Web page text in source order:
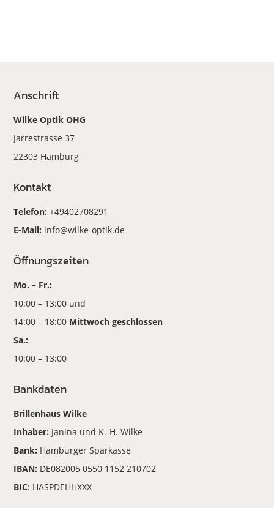
Anschrift
Wilke Optik OHG
Jarrestrasse 37
22303 Hamburg
Kontakt
Telefon:+49402708291
E-Mail: info@wilke-optik.de
Öffnungszeiten
Mo. – Fr.:
10:00 – 13:00 und
14:00 – 18:00 Mittwoch geschlossen
Sa.:
10:00 – 13:00
Bankdaten
Brillenhaus Wilke
Inhaber: Janina und K.-H. Wilke
Bank: Hamburger Sparkasse
IBAN: DE082005 0550 1152 210702
BIC: HASPDEHHXXX